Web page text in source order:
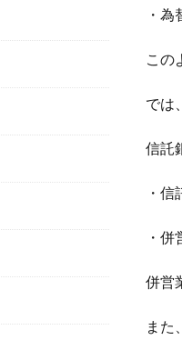
・
この
では
信託
・
・
併営
また